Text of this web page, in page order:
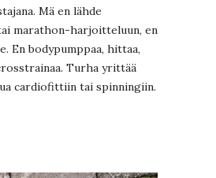
Mä en lähde
marathon-harjoitteluun, en
En bodypumppaa, hittaa,
Turha yrittää
cardiofittiin tai spinningiin.